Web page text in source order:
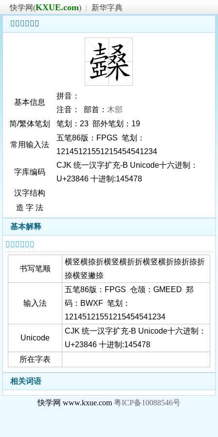
快学网(KXUE.com) |
新华字典
𣡆字基本信息
基本信息
拼音：
注音： 部首： 木部
简/繁体笔划
笔划：23 部外笔划：19
常用输入法
五笔86版：FPGS 笔划：
12145121551215454541234
字库编码
CJK 统一汉字扩充-B Unicode十六进制：
U+23846 十进制:145478
汉字结构
造 字 法
基本解释
𣡆字基本信息
书写笔顺
横竖横捺折横竖横折折横竖横折捺折捺折
捺横竖撇捺
输入法
五笔86版：FPGS 仓颉：GMEED 郑
码：BWXF 笔划：
12145121551215454541234
Unicode
CJK 统一汉字扩充-B Unicode十六进制：
U+23846 十进制:145478
所在字表
相关词语
快学网 www.kxue.com 粤ICP备10088546号